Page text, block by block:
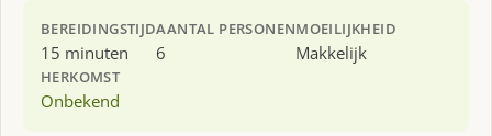
BEREIDINGSTIJD
15 minuten
AANTAL PERSONEN
6
MOEILIJKHEID
Makkelijk
HERKOMST
Onbekend